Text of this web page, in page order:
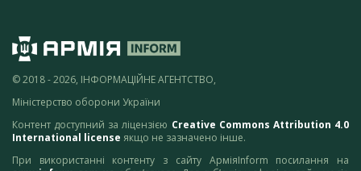
© 2018 - 2026, ІНФОРМАЦІЙНЕ АГЕНТСТВО,
Міністерство оборони України
Контент доступний за ліцензією Creative Commons Attribution 4.0
International license якщо не зазначено інше.
При використанні контенту з сайту АрміяInform посилання на